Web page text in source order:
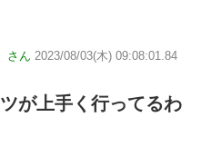
さん 2023/08/03(木) 09:08:01.84
が上手く行ってるわ